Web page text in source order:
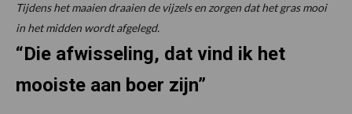
Tijdens het maaien draaien de vijzels en zorgen dat het gras mooi
in het midden wordt afgelegd.
“Die afwisseling, dat vind ik het
mooiste aan boer zijn”